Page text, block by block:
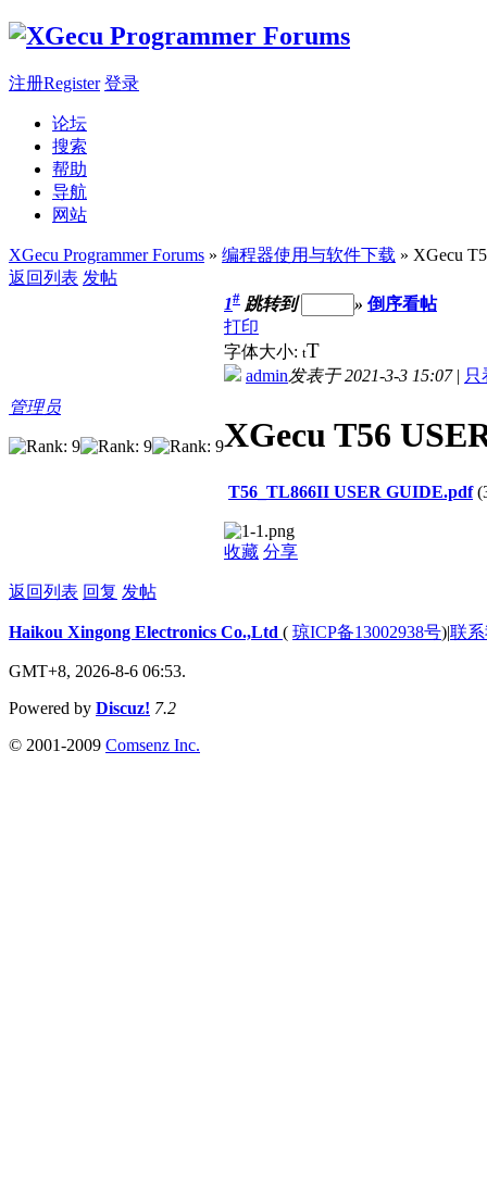
注册Register 登录
论坛
搜索
帮助
导航
网站
XGecu Programmer Forums » 编程器使用与软件下载 » XGecu
返回列表 发帖
管理员
1# 跳转到 » 倒序看帖
打印
字体大小: tT
admin发表于 2021-3-3 15:07| 只
XGecu T56
T56_TL866II USER GUIDE.pdf
收藏 分享
返回列表 回复 发帖
Haikou Xingong Electronics Co.,Ltd ( 琼ICP备13002938号)|联
GMT+8, 2026-8-6 06:53.
Powered by Discuz! 7.2
© 2001-2009 Comsenz Inc.